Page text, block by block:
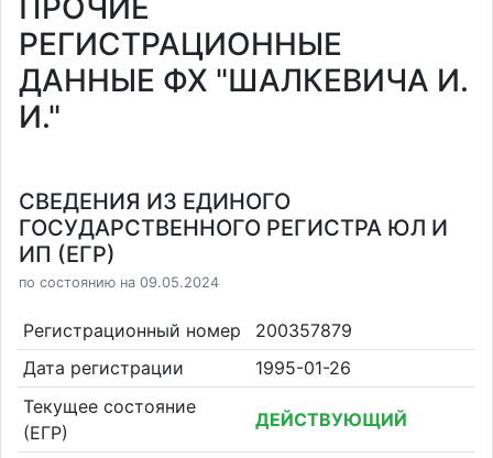
ПРОЧИЕ
РЕГИСТРАЦИОННЫЕ
ДАННЫЕ ФХ "ШАЛКЕВИЧА И.
И."
СВЕДЕНИЯ ИЗ ЕДИНОГО
ГОСУДАРСТВЕННОГО РЕГИСТРА ЮЛ И
ИП (ЕГР)
по состоянию на 09.05.2024
Регистрационный номер
200357879
Дата регистрации
1995-01-26
Текущее состояние
(ЕГР)
ДЕЙСТВУЮЩИЙ